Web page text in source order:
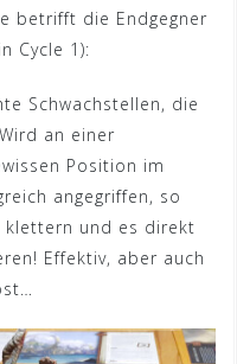
betrifft die Endgegner
in Cycle 1):
Schwachstellen, die
an einer
Position im
angegriffen, so
klettern und es direkt
Effektiv, aber auch